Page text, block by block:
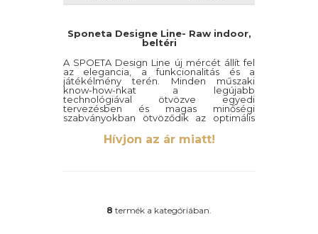
Sponeta Designe Line- Raw indoor,
beltéri
A SPOETA Design Line új mércét állít fel
az elegancia, a funkcionalitás és a
játékélmény terén. Minden műszaki
know-how-nkat a legújabb
technológiával ötvözve egyedi
tervezésben és magas minőségi
szabványokban ötvöződik az optimális
szórakozás érdekében. A Raw Edition
kifejezetten a modern és nyitott
környezetekhez készült. Kiváló minőségű
Hívjon az ár miatt!
8 termék a kategóriában.